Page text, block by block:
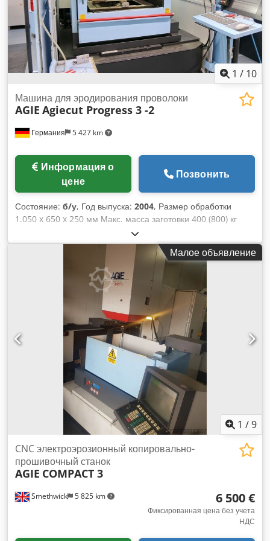
AGIE JOGGER Включая консоль с портом USB Мы чистим,
ремонтируем и тестируем станок после получения вашего
заказа. Мы также рады предложить ввод в эксплуатацию и
обучение.
1 / 10
Германия 5 427 km
Машина для эродирования проволоки
AGIE Agiecut Progress 3 -2
цене
Позвонить
Состояние: б/у, Год выпуска: 2004, Размер обработки
1.050 x 650 x 250 мм Макс. масса заготовки 400 (800) кг
Управление Agievision AGIE Макс. конусность 30° / 100мм
Ход - x 500 мм Ход - y 350 мм Ход - z 426 мм Ход по осям
U x V мм Быстрый ход по оси X 3 м/мин Быстрый ход по оси
Y 3 м/мин Быстрый ход по оси U 0,6 м/мин Быстрый ход по
оси V 0,6 м/мин Быстрый ход по оси Z 0,6 м/мин Dedpsw
Spa Nofx Alyokr Диаметр проволоки 0,2...0,33 мм Общая
потребляемая мощность 12,1 кВА Масса станка ок. 3,9 т
Габариты ок. 2,8 x 2,4 x 2,3 м Проволочно-эрозионный
станок AGIE - Agiecut Progress 3
Малое объявление
1 /9
Smethwick 5 825 km
CNC электроэрозионный копировально-
прошивочный станок
AGIE COMPACT 3
6 500 €
Фиксированная цена без учета
НДС